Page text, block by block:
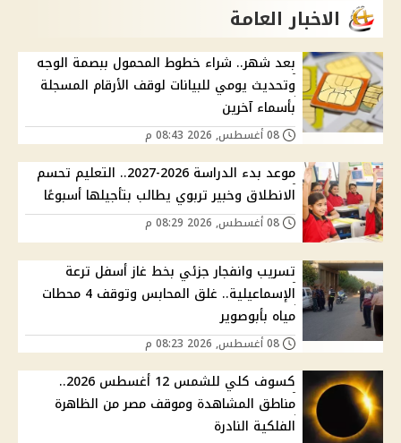
الاخبار العامة
بعد شهر.. شراء خطوط المحمول ببصمة الوجه
وتحديث يومي للبيانات لوقف الأرقام المسجلة
بأسماء آخرين
موعد بدء الدراسة 2026-2027.. التعليم تحسم
الانطلاق وخبير تربوي يطالب بتأجيلها أسبوعًا
تسريب وانفجار جزئي بخط غاز أسفل ترعة
الإسماعيلية.. غلق المحابس وتوقف 4 محطات
مياه بأبوصوير
كسوف كلي للشمس 12 أغسطس 2026..
مناطق المشاهدة وموقف مصر من الظاهرة
الفلكية النادرة